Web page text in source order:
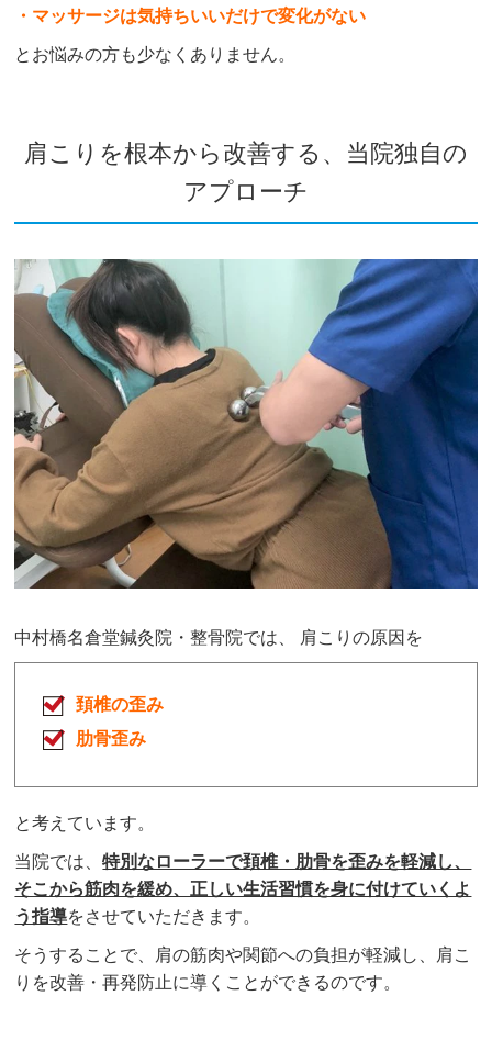
・マッサージは気持ちいいだけで変化がない
とお悩みの方も少なくありません。
肩こりを根本から改善する、当院独自の
アプローチ
中村橋名倉堂鍼灸院・整骨院では、 肩こりの原因を
頚椎の歪み
肋骨歪み
と考えています。
当院では、特別なローラーで頚椎・肋骨を歪みを軽減し、
そこから筋肉を緩め、正しい生活習慣を身に付けていくよ
う指導をさせていただきます。
そうすることで、肩の筋肉や関節への負担が軽減し、肩こ
りを改善・再発防止に導くことができるのです。